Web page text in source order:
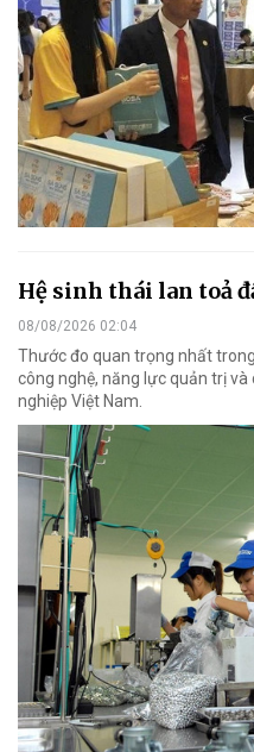
Hệ sinh thái lan toả
08/08/2026 02:04
Thước đo quan trọng nhất
công nghệ, năng lực quản trị
nghiệp Việt Nam.